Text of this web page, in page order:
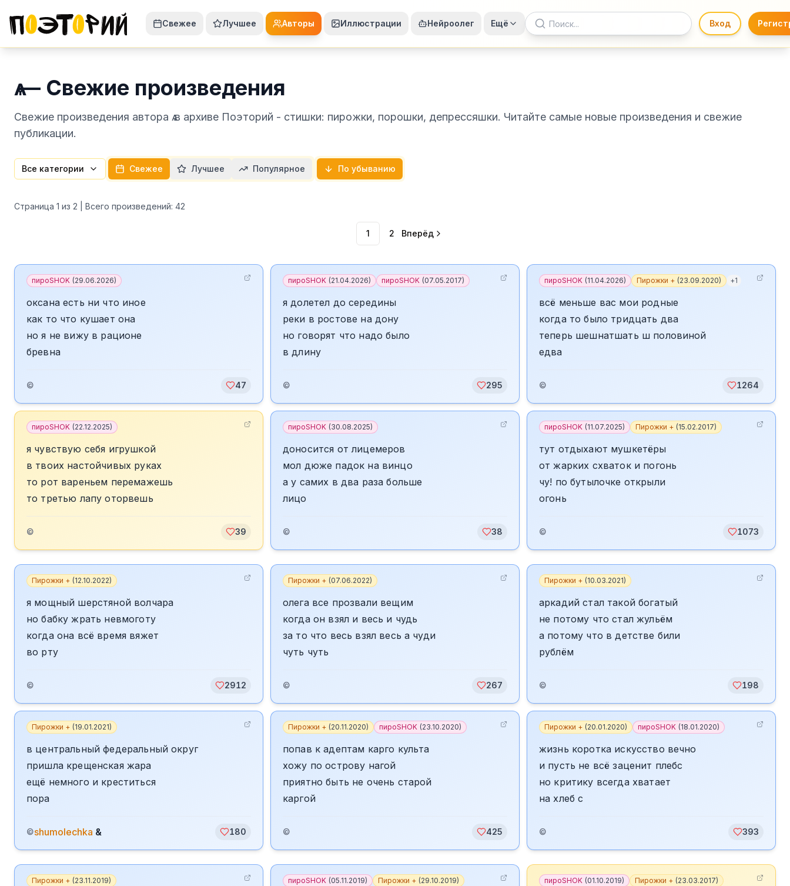
Свежее Лучшее Авторы Иллюстрации Нейроолег Ещё Вход
ѧ — Свежие произведения
Свежие произведения автора ѧ в архиве Поэторий - стишки: пирожки, порошки, депрессяшки. Читайте самые новые произведения и свежие
публикации.
Все категории Свежее Лучшее Популярное По убыванию
Страница 1 из 2 | Всего произведений: 42
1 2 Вперёд
пироSHOK (29.06.2026)
оксана есть ни что иное
как то что кушает она
но я не вижу в рационе
бревна
© 47
пироSHOK (21.04.2026) пироSHOK (07.05.2017)
я долетел до середины
реки в ростове на дону
но говорят что надо было
в длину
© 295
пироSHOK (11.04.2026) Пирожки + (23.09.2020) +1
всё меньше вас мои родные
когда то было тридцать два
теперь шешнатшать ш половиной
едва
© 1264
пироSHOK (22.12.2025)
я чувствую себя игрушкой
в твоих настойчивых руках
то рот вареньем перемажешь
то третью лапу оторвешь
© 39
пироSHOK (30.08.2025)
доносится от лицемеров
мол дюже падок на винцо
а у самих в два раза больше
лицо
© 38
пироSHOK (11.07.2025) Пирожки + (15.02.2017)
тут отдыхают мушкетёры
от жарких схваток и погонь
чу! по бутылочке открыли
огонь
© 1073
Пирожки + (12.10.2022)
я мощный шерстяной волчара
но бабку жрать невмоготу
когда она всё время вяжет
во рту
© 2912
Пирожки + (07.06.2022)
олега все прозвали вещим
когда он взял и весь и чудь
за то что весь взял весь а чуди
чуть чуть
© 267
Пирожки + (10.03.2021)
аркадий стал такой богатый
не потому что стал жульём
а потому что в детстве били
рублём
© 198
Пирожки + (19.01.2021)
в центральный федеральный округ
пришла крещенская жара
ещё немного и креститься
пора
©shumolechka & 180
Пирожки + (20.11.2020) пироSHOK (23.10.2020)
попав к адептам карго культа
хожу по острову нагой
приятно быть не очень старой
каргой
© 425
Пирожки + (20.01.2020) пироSHOK (18.01.2020)
жизнь коротка искусство вечно
и пусть не всё заценит плебс
но критику всегда хватает
на хлеб с
© 393
Пирожки + (23.11.2019) пироSHOK (05.11.2019) Пирожки + (29.10.2019) пироSHOK (01.10.2019) Пирожки + (23.03.2017)